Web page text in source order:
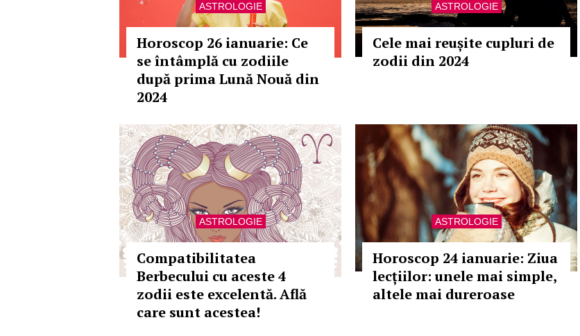
ASTROLOGIE
Horoscop 26 ianuarie: Ce
se întâmplă cu zodiile
după prima Lună Nouă din
2024
ASTROLOGIE
Cele mai reușite cupluri de
zodii din 2024
ASTROLOGIE
Compatibilitatea
Berbecului cu aceste 4
zodii este excelentă. Află
care sunt acestea!
ASTROLOGIE
Horoscop 24 ianuarie: Ziua
lecțiilor: unele mai simple,
altele mai dureroase